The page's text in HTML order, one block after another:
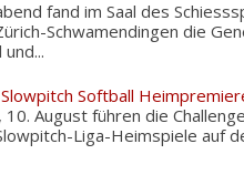
fand im Saal des
Schwamendingen die
Softball
10. August führen die
Liga-Heimspiele auf